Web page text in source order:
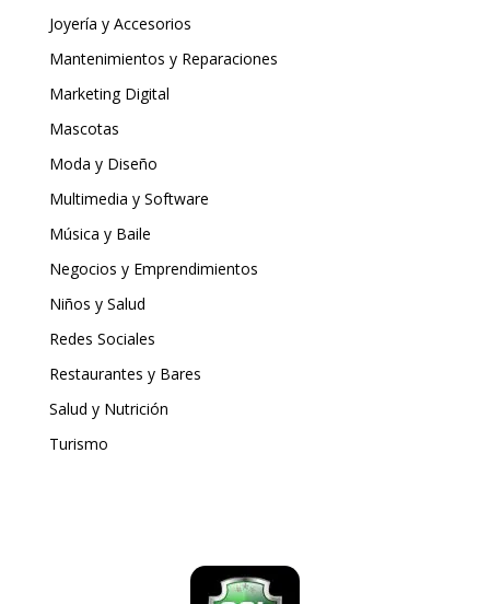
Joyería y Accesorios
Mantenimientos y Reparaciones
Marketing Digital
Mascotas
Moda y Diseño
Multimedia y Software
Música y Baile
Negocios y Emprendimientos
Niños y Salud
Redes Sociales
Restaurantes y Bares
Salud y Nutrición
Turismo